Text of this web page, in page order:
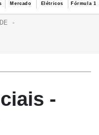
Mercado Elétricos Fórmula 1
-